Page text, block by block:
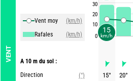
VENT
Vent moy
(km/h)
Rafales
(km/h)
A 10 m du sol :
Direction
(°)
30
20
10
0
15° 20°
15
km/h